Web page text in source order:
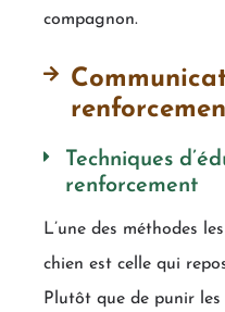
compagnon.
Techniques
renforcement
L’une des méthodes
chien est celle qui
Plutôt que de punir